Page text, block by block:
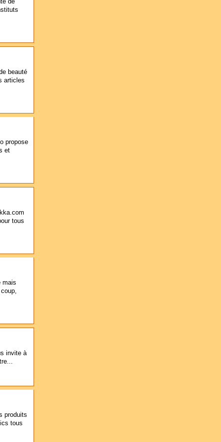
beauté
articles
propose
et
tous
mais
invite à
produits
tous